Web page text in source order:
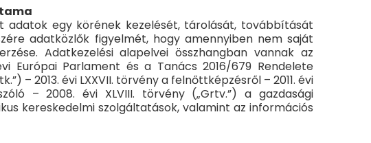
adatok egy körének kezelését, tárolását, továbbítását
adatközlők figyelmét, hogy amennyiben nem saját
Adatkezelési alapelvei összhangban vannak az
Európai Parlament és a Tanács 2016/679 Rendelete
– 2013. évi LXXVII. törvény a felnőttképzésről – 2011. évi
– 2008. évi XLVIII. törvény („Grtv.”) a gazdasági
kereskedelmi szolgáltatások, valamint az információs